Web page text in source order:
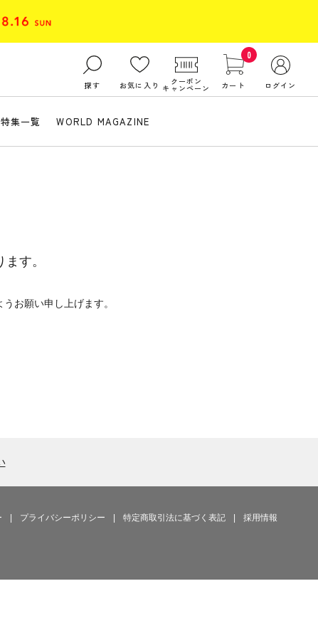
探す お気に入り クーポン
キャンペーン
0
カート ログイン
特集一覧 WORLD MAGAZINE
す。
お願い申し上げます。
プライバシーポリシー 特定商取引法に基づく表記 採用情報